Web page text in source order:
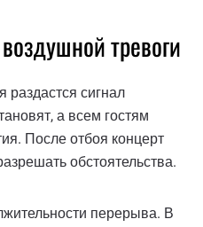
тревоги
сигнал
а всем гостям
После отбоя концерт
обстоятельства.
перерыва. В